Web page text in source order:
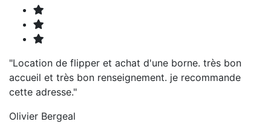
"Location de flipper et achat d'une borne. très bon
accueil et très bon renseignement. je recommande
cette adresse."
Olivier Bergeal